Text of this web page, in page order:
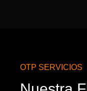
OTP SERVICIOS